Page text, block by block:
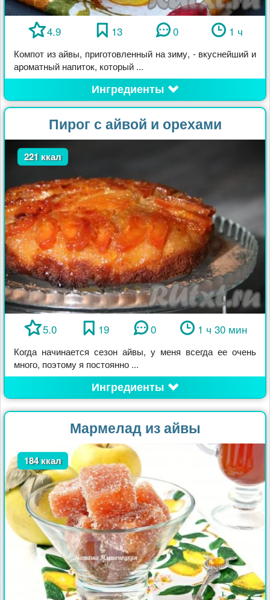
4.9 13 0 1 ч
Компот из айвы, приготовленный на зиму, - вкуснейший и
ароматный напиток, который ...
Ингредиенты
Пирог с айвой и орехами
221 ккал
5.0 19 0 1 ч 30 мин
Когда начинается сезон айвы, у меня всегда ее очень
много, поэтому я постоянно ...
Ингредиенты
Мармелад из айвы
184 ккал